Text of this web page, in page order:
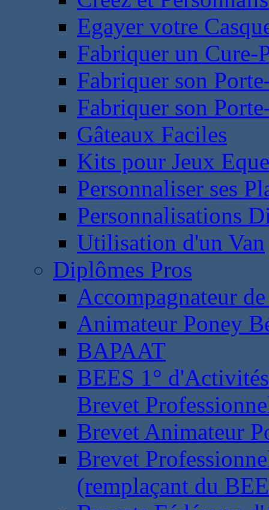
Egayer votre
Fabriquer un Cure-
Fabriquer son
Fabriquer son
Gâteaux Faciles
Kits pour Jeux
Personnaliser ses
Personnalisations
Utilisation d'un Van
Diplômes Pros
Accompagnateur
Animateur Poney
BAPAAT
BEES 1°
Brevet
Brevet Animateur
Brevet
(remplaçant du